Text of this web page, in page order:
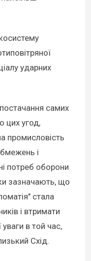
ударних
самих
цих угод,
промисловість
і
потреб оборони
зазначають, що
стала
і втримати
в той час,
Схід.